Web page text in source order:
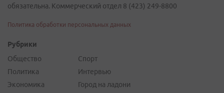
обязательна. Коммерческий отдел 8 (423) 249-8800
Политика обработки персональных данных
Рубрики
Общество
Политика
Экономика
Спорт
Интервью
Город на ладони